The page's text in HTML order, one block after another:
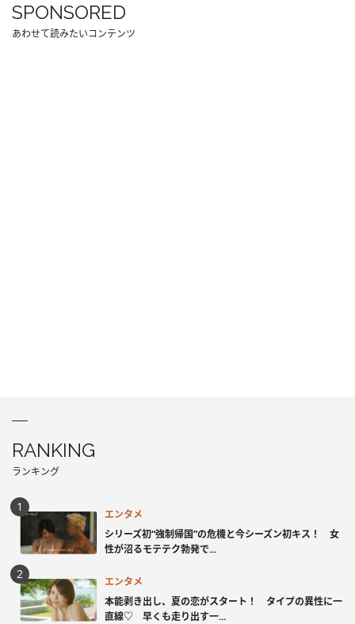
SPONSORED
あわせて読みたいコンテンツ
RANKING
ランキング
エンタメ
シリーズ初“強制帰国”の危機と今シーズン初キス！ 女
性が沼るモテテク勃発で...
エンタメ
本能剥き出し、夏の恋がスタート！ タイプの異性に一
直線♡ 早くも走り出す一...